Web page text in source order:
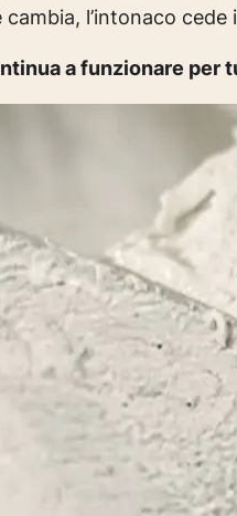
l’intonaco
a funzionare per